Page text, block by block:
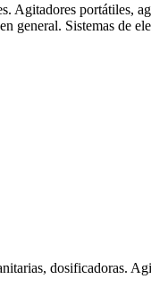
Agitadores portátiles,
Sistemas de
dosificadoras.